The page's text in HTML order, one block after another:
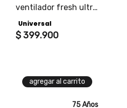
ventilador fresh ultra
remoto
Universal
$399.900
agregar al carrito
75 Años